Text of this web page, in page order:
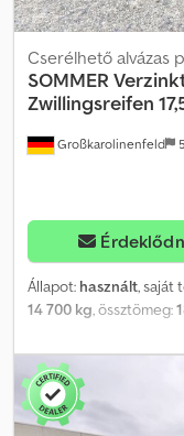
Großkarolinenfeld
Cserélhető alvázas
SOMMER
Zwillingsreifen
Állapot: használt, saját
14 700 kg, össztömeg:
11/2026, felfüggesztés:
Felszereltség:
,
felépítményes pótkocsi
Dupla gumiabroncsok